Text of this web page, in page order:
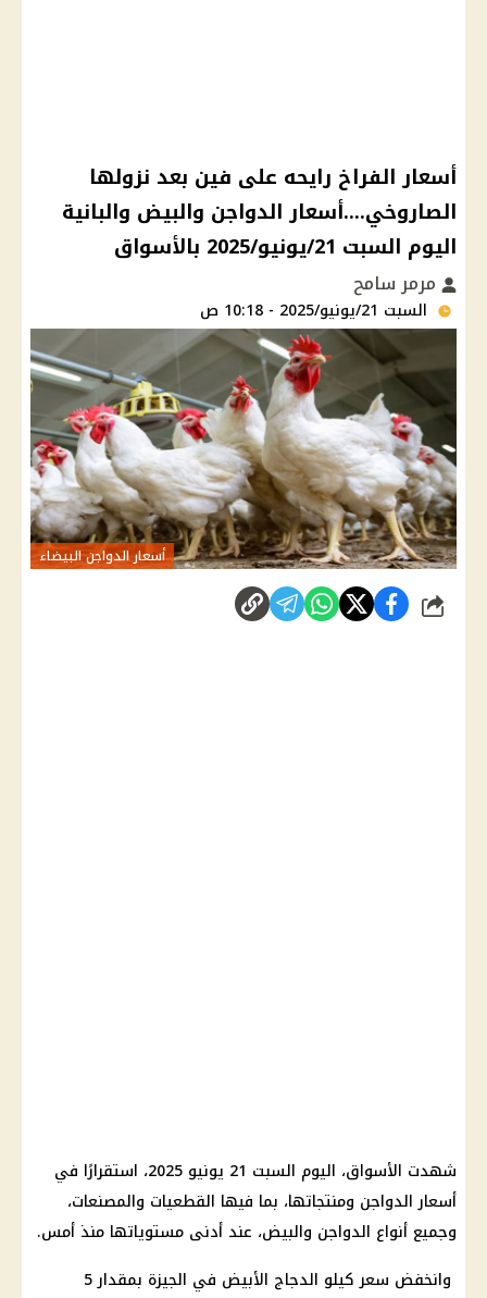
أسعار الفراخ رايحه على فين بعد نزولها
الصاروخي....أسعار الدواجن والبيض والبانية
اليوم السبت 21/يونيو/2025 بالأسواق
مرمر سامح
السبت 21/يونيو/2025 - 10:18 ص
أسعار الدواجن البيضاء
شارك
شهدت الأسواق، اليوم السبت 21 يونيو 2025، استقرارًا في
أسعار الدواجن ومنتجاتها، بما فيها القطعيات والمصنعات،
وجميع أنواع الدواجن والبيض، عند أدنى مستوياتها منذ أمس.
وانخفض سعر كيلو الدجاج الأبيض في الجيزة بمقدار 5